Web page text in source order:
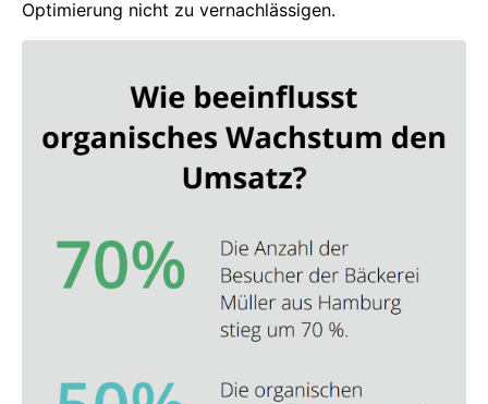
Optimierung nicht zu vernachlässigen.